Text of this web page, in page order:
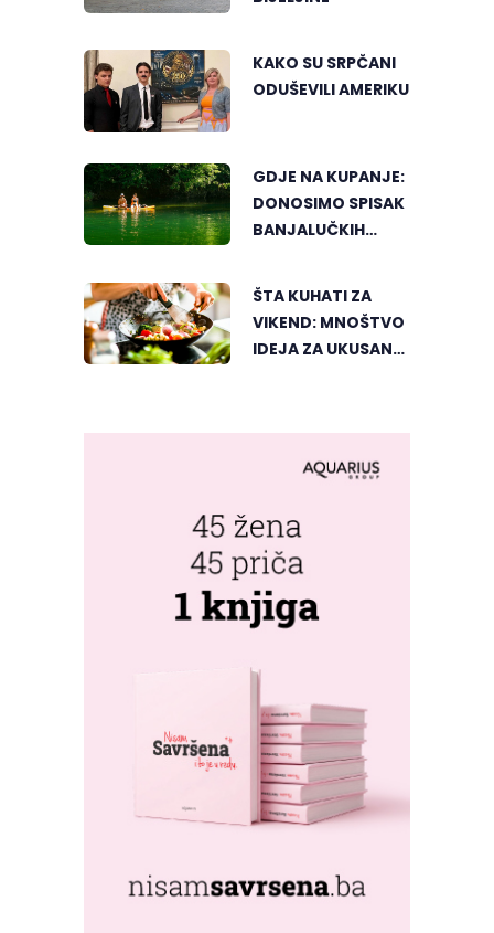
KAKO SU SRPČANI
ODUŠEVILI AMERIKU
GDJE NA KUPANJE:
DONOSIMO SPISAK
BANJALUČKIH
OSVJEŽENJE
TEKOM LJETNIH
VRUĆINA
ŠTA KUHATI ZA
VIKEND: MNOŠTVO
IDEJA ZA UKUSAN